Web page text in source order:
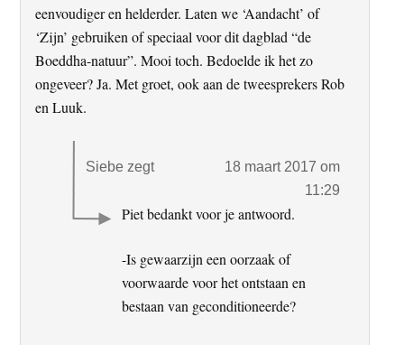
eenvoudiger en helderder. Laten we ‘Aandacht’ of
‘Zijn’ gebruiken of speciaal voor dit dagblad “de
Boeddha-natuur”. Mooi toch. Bedoelde ik het zo
ongeveer? Ja. Met groet, ook aan de tweesprekers Rob
en Luuk.
Siebe zegt
18 maart 2017 om
11:29
Piet bedankt voor je antwoord.
-Is gewaarzijn een oorzaak of
voorwaarde voor het ontstaan en
bestaan van geconditioneerde?